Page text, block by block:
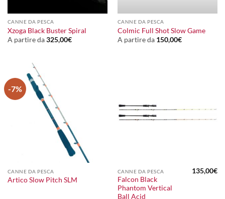
CANNE DA PESCA
Xzoga Black Buster Spiral
A partire da325,00€
CANNE DA PESCA
Colmic Full Shot Slow Game
A partire da 150,00€
-7%
CANNE DA PESCA
Artico Slow Pitch SLM
CANNE DA PESCA
Falcon Black
Phantom Vertical
Ball Acid
135,00€